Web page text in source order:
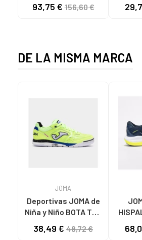
ZAPATILLAS
93,75 €156,60 €
DE LA MISMA MARCA
JOMA
Deportivas JOMA de
Niña y Niño BOTA TOP
COLORES
38,49 € 48,72 €